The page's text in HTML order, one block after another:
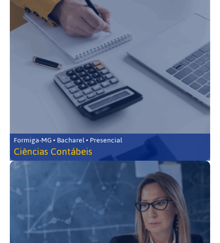
Formiga-MG • Bacharel • Presencial
Ciências Contábeis